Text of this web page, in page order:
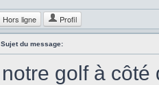
Hors ligne Profil
Sujet du message:
notre golf à côté